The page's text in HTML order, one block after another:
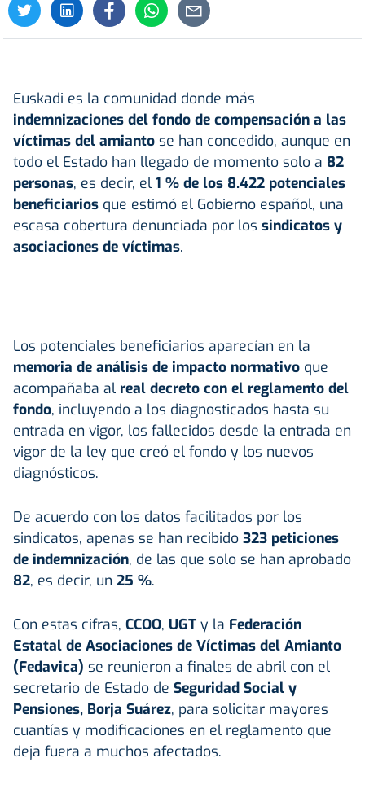
Euskadi es la comunidad donde más
indemnizaciones del fondo de compensación a las
víctimas del amianto se han concedido, aunque en
todo el Estado han llegado de momento solo a 82
personas, es decir, el 1 % de los 8.422 potenciales
beneficiarios que estimó el Gobierno español, una
escasa cobertura denunciada por los sindicatos y
asociaciones de víctimas.
Los potenciales beneficiarios aparecían en la
memoria de análisis de impacto normativo que
acompañaba al real decreto con el reglamento del
fondo, incluyendo a los diagnosticados hasta su
entrada en vigor, los fallecidos desde la entrada en
vigor de la ley que creó el fondo y los nuevos
diagnósticos.
De acuerdo con los datos facilitados por los
sindicatos, apenas se han recibido 323 peticiones
de indemnización, de las que solo se han aprobado
82, es decir, un 25 %.
Con estas cifras, CCOO, UGT y la Federación
Estatal de Asociaciones de Víctimas del Amianto
(Fedavica) se reunieron a finales de abril con el
secretario de Estado de Seguridad Social y
Pensiones, Borja Suárez, para solicitar mayores
cuantías y modificaciones en el reglamento que
deja fuera a muchos afectados.